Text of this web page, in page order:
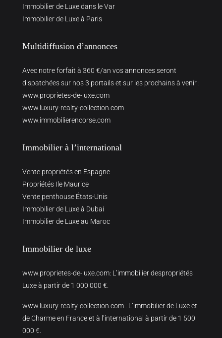
Immobilier de Luxe dans le Var
Immobilier de Luxe à Paris
Multidiffusion d’annonces
Avec notre forfait à 360 €/an vos annonces seront
dispatchées sur nos 3 portails et sur les prochains à venir :
www.proprietes-de-luxe.com
www.luxury-realty-collection.com
www.immobilierencorse.com
Immobilier à l’international
Vente propriétés en Espagne
Propriétés Ile Maurice
Vente penthouse États-Unis
Immobilier de Luxe à Dubai
Immobilier de Luxe au Maroc
Immobilier de luxe
www.proprietes-de-luxe.com: L’immobilier despropriétés
Luxe à partir de 1 000 000 €.
www.luxury-realty-collection.com : L’immobilier de Luxe et
de Charme en France et à l’international à partir de 1 500
000 €.